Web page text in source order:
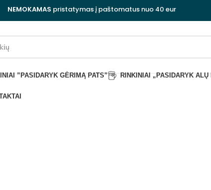
NEMOKAMAS pristatymas į paštomatus nuo 40 eur
”PASIDARYK GĖRIMĄ PATS” RINKINIAI „PASIDARYK ALŲ